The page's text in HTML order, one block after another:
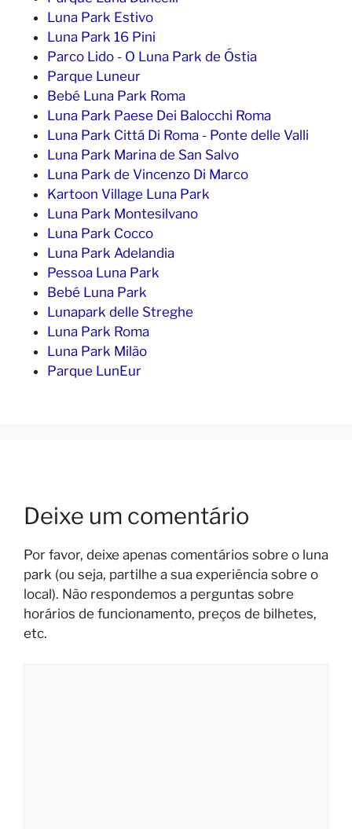
Luna Park Estivo
Luna Park 16 Pini
Parco Lido - O Luna Park de Óstia
Parque Luneur
Bebé Luna Park Roma
Luna Park Paese Dei Balocchi Roma
Luna Park Cittá Di Roma - Ponte delle Valli
Luna Park Marina de San Salvo
Luna Park de Vincenzo Di Marco
Kartoon Village Luna Park
Luna Park Montesilvano
Luna Park Cocco
Luna Park Adelandia
Pessoa Luna Park
Bebé Luna Park
Lunapark delle Streghe
Luna Park Roma
Luna Park Milão
Parque LunEur
Deixe um comentário
Por favor, deixe apenas comentários sobre o luna
park (ou seja, partilhe a sua experiência sobre o
local). Não respondemos a perguntas sobre
horários de funcionamento, preços de bilhetes,
etc.